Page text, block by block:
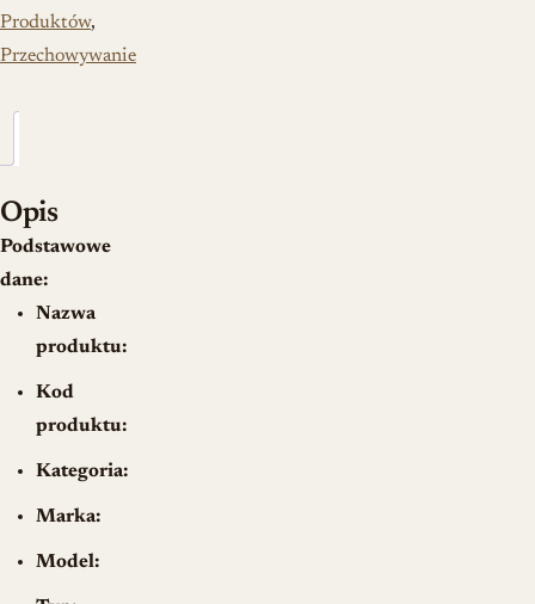
Produktów,
Przechowywanie
Opis
Podstawowe
dane:
Nazwa
produktu:
Kod
produktu:
Kategoria:
Marka:
Model: